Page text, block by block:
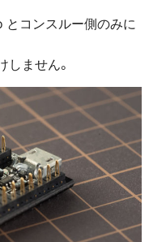
コンスルー側のみに
ません。